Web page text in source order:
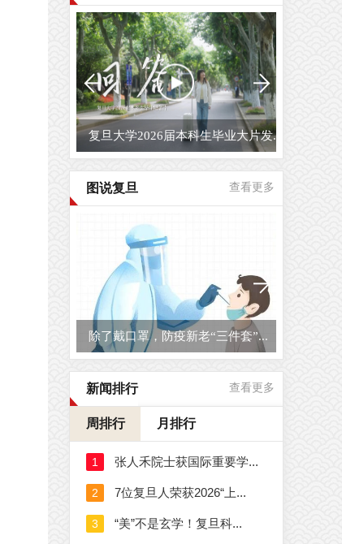
复旦大学2026届本科生毕业大片发...
图说复旦 查看更多
除了戴口罩，防疫新老“三件套”...
新闻排行 查看更多
周排行 月排行